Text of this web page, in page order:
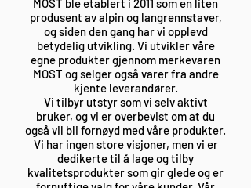
MOST ble etablert i 2011 som en liten
produsent av alpin og langrennstaver,
og siden den gang har vi opplevd
betydelig utvikling. Vi utvikler våre
egne produkter gjennom merkevaren
MOST og selger også varer fra andre
kjente leverandører.
Vi tilbyr utstyr som vi selv aktivt
bruker, og vi er overbevist om at du
også vil bli fornøyd med våre produkter.
Vi har ingen store visjoner, men vi er
dedikerte til å lage og tilby
kvalitetsprodukter som gir glede og er